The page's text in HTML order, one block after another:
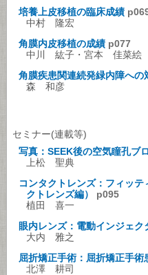
培養上皮移植の臨床成績
中村 隆宏
角膜内皮移植の成績 p077
中川 紘子・宮本 佳菜絵
角膜疾患関連続発緑内障への
森 和彦
セミナー(連載等)
写真：SEEK後の空気瞳孔ブ
上松 聖典
コンタクトレンズ：フィッ
クトレンズ編）
p095
植田 喜一
眼内レンズ：電動インジェク
大内 雅之
屈折矯正手術：屈折矯正手
北澤 耕司